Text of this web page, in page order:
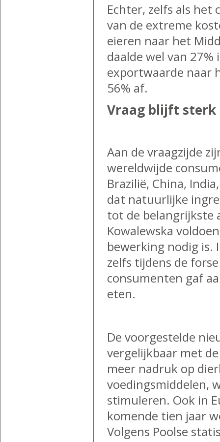
Echter, zelfs als
van de extreme
eieren naar het
daalde wel van
exportwaarde naar
56% af.
Vraag blijft sterk
Aan de vraagzijde
wereldwijde
Brazilië, China,
dat natuurlijke
tot de belangrijkste
Kowalewska
bewerking nodig is.
zelfs tijdens de
consumenten gaf
eten.
De voorgestelde
vergelijkbaar met
meer nadruk op
voedingsmiddelen,
stimuleren. Ook in
komende tien jaar
Volgens Poolse